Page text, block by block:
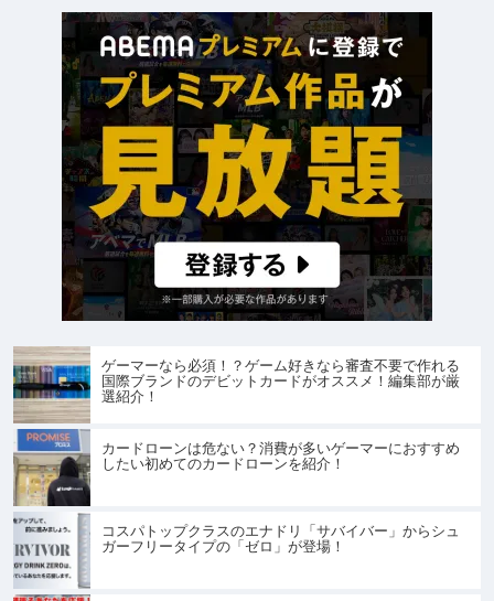
ゲーマーなら必須！？ゲーム好きなら審査不要で作れる
国際ブランドのデビットカードがオススメ！編集部が厳
選紹介！
カードローンは危ない？消費が多いゲーマーにおすすめ
したい初めてのカードローンを紹介！
コスパトップクラスのエナドリ「サバイバー」からシュ
ガーフリータイプの「ゼロ」が登場！